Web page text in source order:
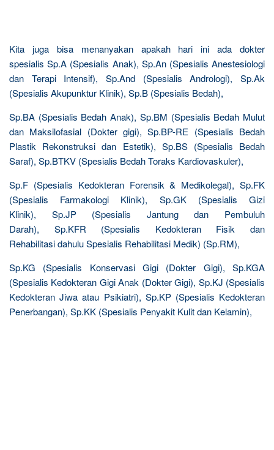
Kita juga bisa menanyakan apakah hari ini ada dokter
spesialis Sp.A (Spesialis Anak), Sp.An (Spesialis Anestesiologi
dan Terapi Intensif), Sp.And (Spesialis Andrologi), Sp.Ak
(Spesialis Akupunktur Klinik), Sp.B (Spesialis Bedah),
Sp.BA (Spesialis Bedah Anak), Sp.BM (Spesialis Bedah Mulut
dan Maksilofasial (Dokter gigi), Sp.BP-RE (Spesialis Bedah
Plastik Rekonstruksi dan Estetik), Sp.BS (Spesialis Bedah
Saraf), Sp.BTKV (Spesialis Bedah Toraks Kardiovaskuler),
Sp.F (Spesialis Kedokteran Forensik & Medikolegal), Sp.FK
(Spesialis Farmakologi Klinik), Sp.GK (Spesialis Gizi
Klinik), Sp.JP (Spesialis Jantung dan Pembuluh
Darah), Sp.KFR (Spesialis Kedokteran Fisik dan
Rehabilitasi dahulu Spesialis Rehabilitasi Medik) (Sp.RM),
Sp.KG (Spesialis Konservasi Gigi (Dokter Gigi), Sp.KGA
(Spesialis Kedokteran Gigi Anak (Dokter Gigi), Sp.KJ (Spesialis
Kedokteran Jiwa atau Psikiatri), Sp.KP (Spesialis Kedokteran
Penerbangan), Sp.KK (Spesialis Penyakit Kulit dan Kelamin),